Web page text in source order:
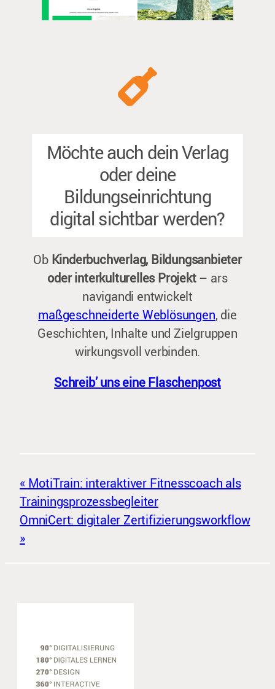
Möchte auch dein Verlag
oder deine
Bildungseinrichtung
digital sichtbar werden?
Ob Kinderbuchverlag, Bildungsanbieter
oder interkulturelles Projekt– ars
navigandi entwickelt
maßgeschneiderte Weblösungen, die
Geschichten, Inhalte und Zielgruppen
wirkungsvoll verbinden.
Schreib’ uns eine Flaschenpost
MotiTrain: interaktiver Fitnesscoach als
Trainingsprozessbegleiter
OmniCert: digitaler Zertifizierungsworkflow